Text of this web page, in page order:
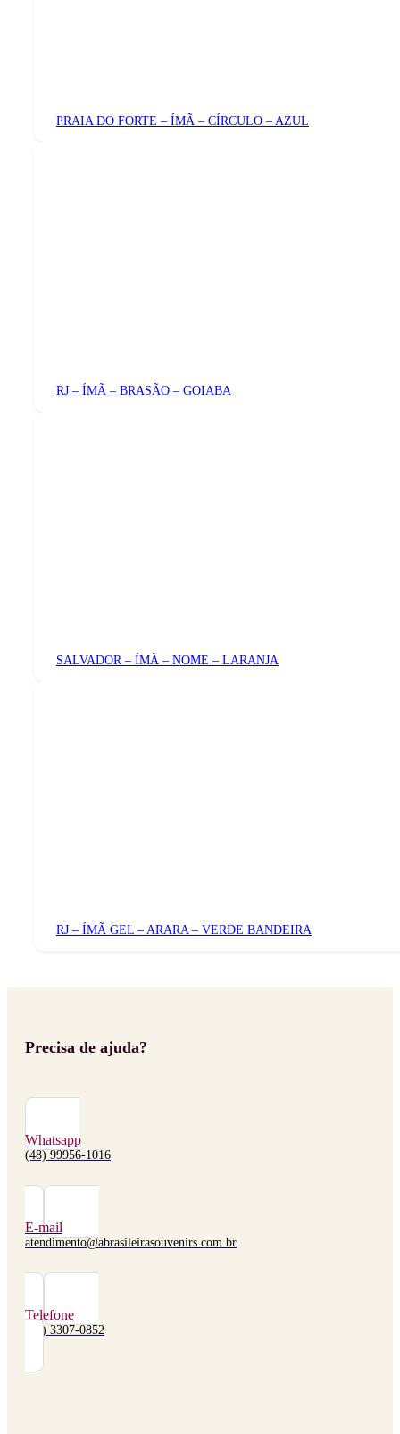
PRAIA DO FORTE – ÍMÃ – CÍRCULO – AZUL
RJ – ÍMÃ – BRASÃO – GOIABA
SALVADOR – ÍMÃ – NOME – LARANJA
RJ – ÍMÃ GEL – ARARA – VERDE BANDEIRA
Precisa de ajuda?
Whatsapp
(48) 99956-1016
E-mail
atendimento@abrasileirasouvenirs.com.br
Telefone
(48) 3307-0852